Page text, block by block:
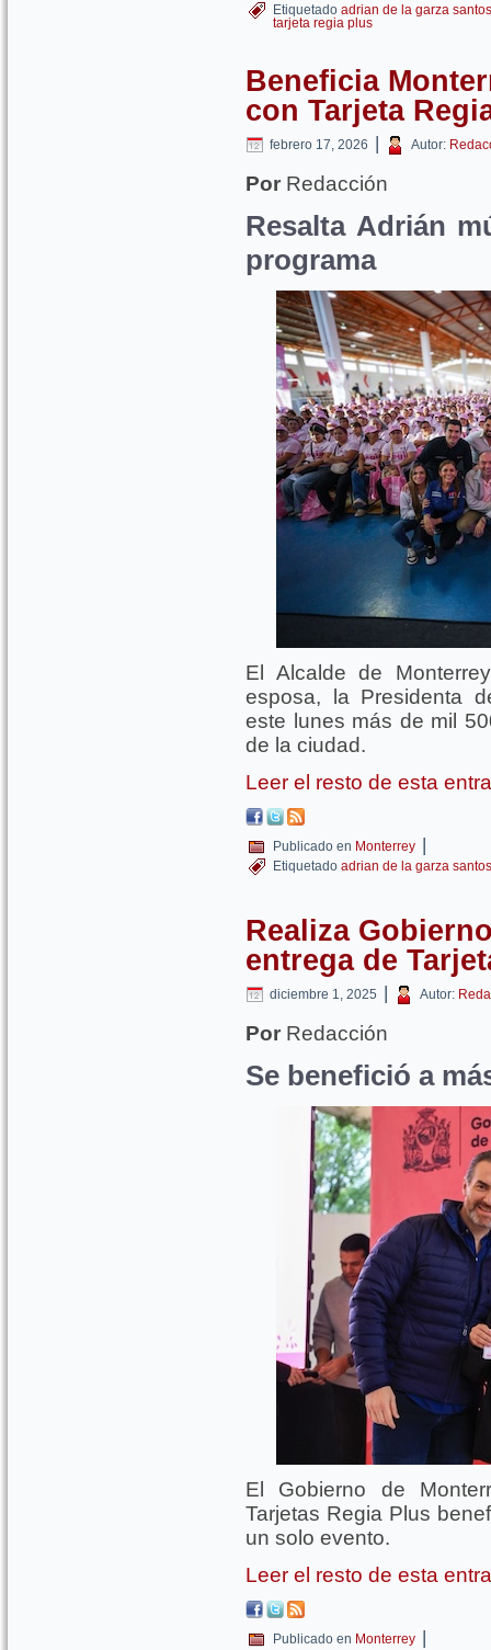
Etiquetado adrian de la garza santos
tarjeta regia plus
Beneficia
con Tarjeta
febrero 17, 2026 | Autor:
Por Redacción
Resalta Adrián
programa
El Alcalde de
esposa, la Presidenta
este lunes más de mil
de la ciudad.
Leer el resto de esta
Publicado en Monterrey |
Etiquetado adrian de la garza santos
Realiza
entrega de
diciembre 1, 2025 | Autor:
Por Redacción
Se benefició a
El Gobierno de
Tarjetas Regia Plus
un solo evento.
Leer el resto de esta
Publicado en Monterrey |